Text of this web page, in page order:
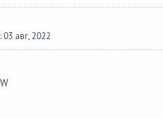
авг, 2022